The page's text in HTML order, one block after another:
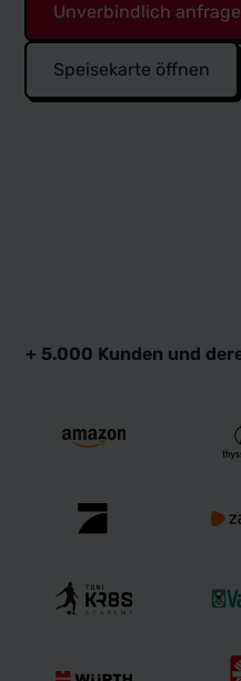
Unverbindlich
Speisekarte öffnen
+ 5.000 Kunden und